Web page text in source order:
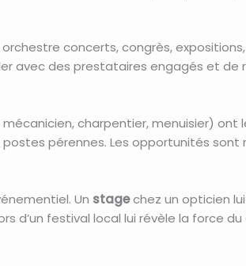
orchestre concerts, congrès,
avec des prestataires engagés et de
charpentier, menuisier) ont
pérennes. Les opportunités sont
Un stagechez un opticien
d’un festival local lui révèle la force